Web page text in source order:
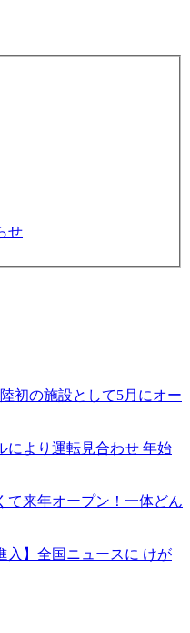
せ
初の施設として5月にオー
により運転見合わせ 年始
て来年オープン！一体どん
入】全国ニュースに けが